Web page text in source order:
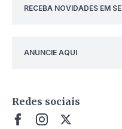
RECEBA NOVIDADES EM
ANUNCIE AQUI
Redes sociais